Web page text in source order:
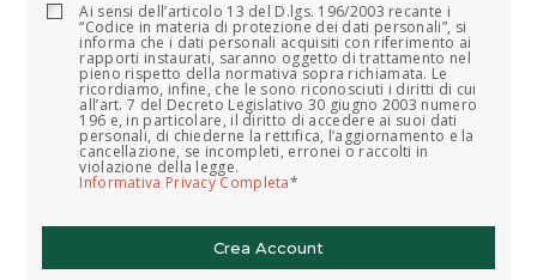
Ai sensi dell’articolo 13 del D.lgs. 196/2003 recante i
“Codice in materia di protezione dei dati personali”, si
informa che i dati personali acquisiti con riferimento ai
rapporti instaurati, saranno oggetto di trattamento nel
pieno rispetto della normativa sopra richiamata. Le
ricordiamo, infine, che le sono riconosciuti i diritti di cui
all’art. 7 del Decreto Legislativo 30 giugno 2003 numero
196 e, in particolare, il diritto di accedere ai suoi dati
personali, di chiederne la rettifica, l’aggiornamento e la
cancellazione, se incompleti, erronei o raccolti in
violazione della legge.
Informativa Privacy Completa*